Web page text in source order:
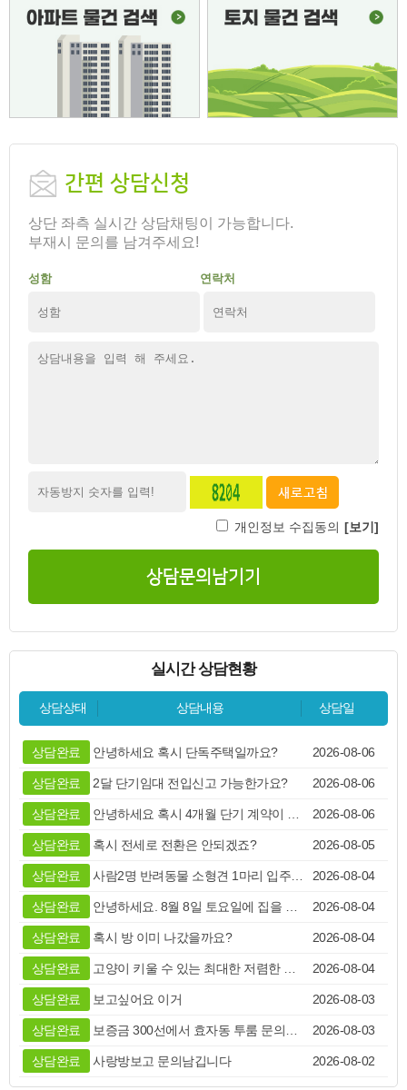
간편 상담신청
상단 좌측 실시간 상담채팅이 가능합니다.
부재시 문의를 남겨주세요!
성함 연락처
개인정보 수집동의 [보기]
상담문의남기기
실시간 상담현황
상담상태 상담내용 상담일
상담완료 혹시 방 이미 나갔을까요? 2026-08-04
상담완료
보고싶어요 이거 2026-08-03
보증금 300선에서 효자동 투룸 문의드립니다 8/4 2026-08-03
상담완료 상담요청
상담완료 500에 40만원대 알아보고 있습니다
상담완료
상담완료 혹시 매물 아직 남아있을까요?
고객부재 2026-07-28
2026년 8월17일에 계약하러 가려고 합니다. 6개 2026-07-28
상담완료 호성동1가 사무실 볼수있을까요? 2026-08-06
상담완료 안녕하세요 혹시 단독주택일까요? 2026-08-06
상담완료 2달 단기임대 전입신고 가능한가요? 2026-08-06
상담완료 2026-08-06
상담완료 혹시 전세로 전환은 안되겠죠? 2026-08-05
상담완료 2026-08-04
상담완료 2026-08-04
상담완료 혹시 방 이미 나갔을까요? 2026-08-04
상담완료 2026-08-04
상담완료 보고싶어요 이거 2026-08-03
상담완료 2026-08-03
상담완료 사랑방보고 문의남깁니다 2026-08-02